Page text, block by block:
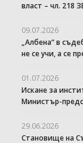
власт – чл. 218
09.07.2026
„Албена“ в
не се учи, а се
01.07.2026
Искане за
Министър-
29.06.2026
Становище на